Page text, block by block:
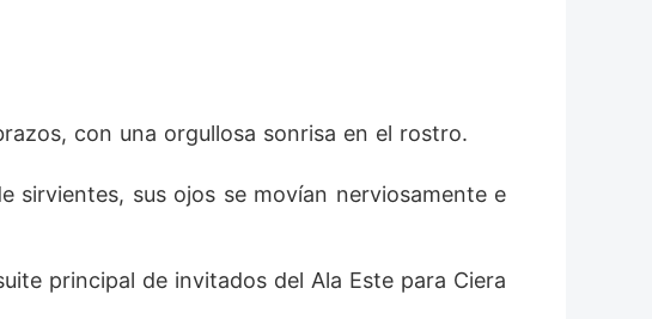
con una orgullosa sonrisa en el rostro.
sirvientes, sus ojos se movían nerviosamente e
principal de invitados del Ala Este para Ciera